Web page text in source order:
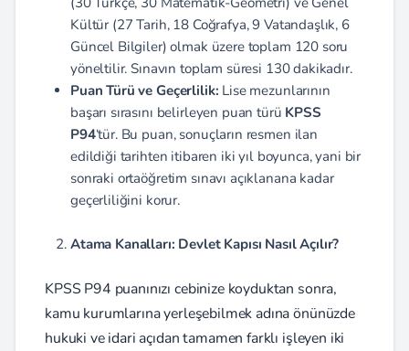
Kültür (27 Tarih, 18 Coğrafya, 9 Vatandaşlık, 6
Güncel Bilgiler) olmak üzere toplam 120 soru
yöneltilir. Sınavın toplam süresi 130 dakikadır.
Puan Türü ve Geçerlilik: Lise mezunlarının
başarı sırasını belirleyen puan türü KPSS
P94‘tür. Bu puan, sonuçların resmen ilan
edildiği tarihten itibaren iki yıl boyunca, yani bir
sonraki ortaöğretim sınavı açıklanana kadar
geçerliliğini korur.
Atama Kanalları: Devlet Kapısı Nasıl Açılır?
KPSS P94 puanınızı cebinize koyduktan sonra,
kamu kurumlarına yerleşebilmek adına önünüzde
hukuki ve idari açıdan tamamen farklı işleyen iki